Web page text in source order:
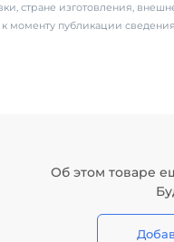
стране изготовления,
моменту публикации
Об этом товаре